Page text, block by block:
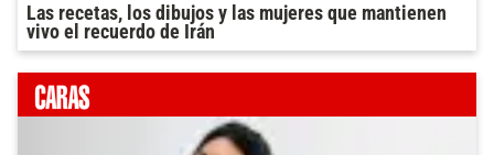
Las recetas, los dibujos y las mujeres que mantienen
vivo el recuerdo de Irán